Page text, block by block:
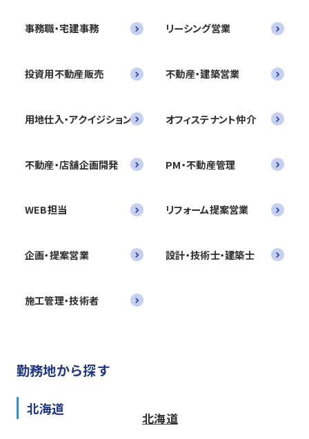
事務職・宅建事務 リーシング営業
投資用不動産販売 不動産・建築営業
用地仕入・アクイジション オフィステナント仲介
不動産・店舗企画開発 PM・不動産管理
WEB担当 リフォーム提案営業
企画・提案営業 設計・技術士・建築士
施工管理・技術者
勤務地から探す
北海道
北海道